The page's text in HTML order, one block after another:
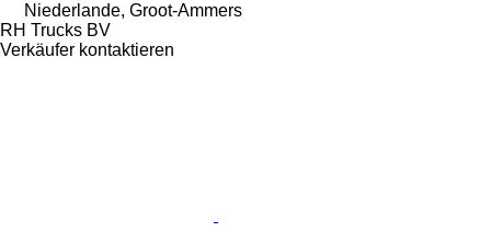
Niederlande, Groot-Ammers
RH Trucks BV
Verkäufer kontaktieren